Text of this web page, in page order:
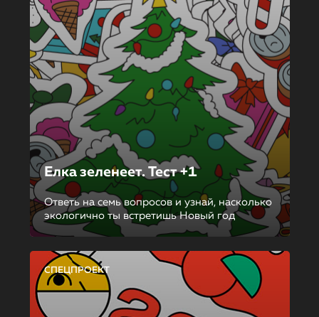
Елка зеленеет. Тест +1
Ответь на семь вопросов и узнай, насколько
экологично ты встретишь Новый год
СПЕЦПРОЕКТ